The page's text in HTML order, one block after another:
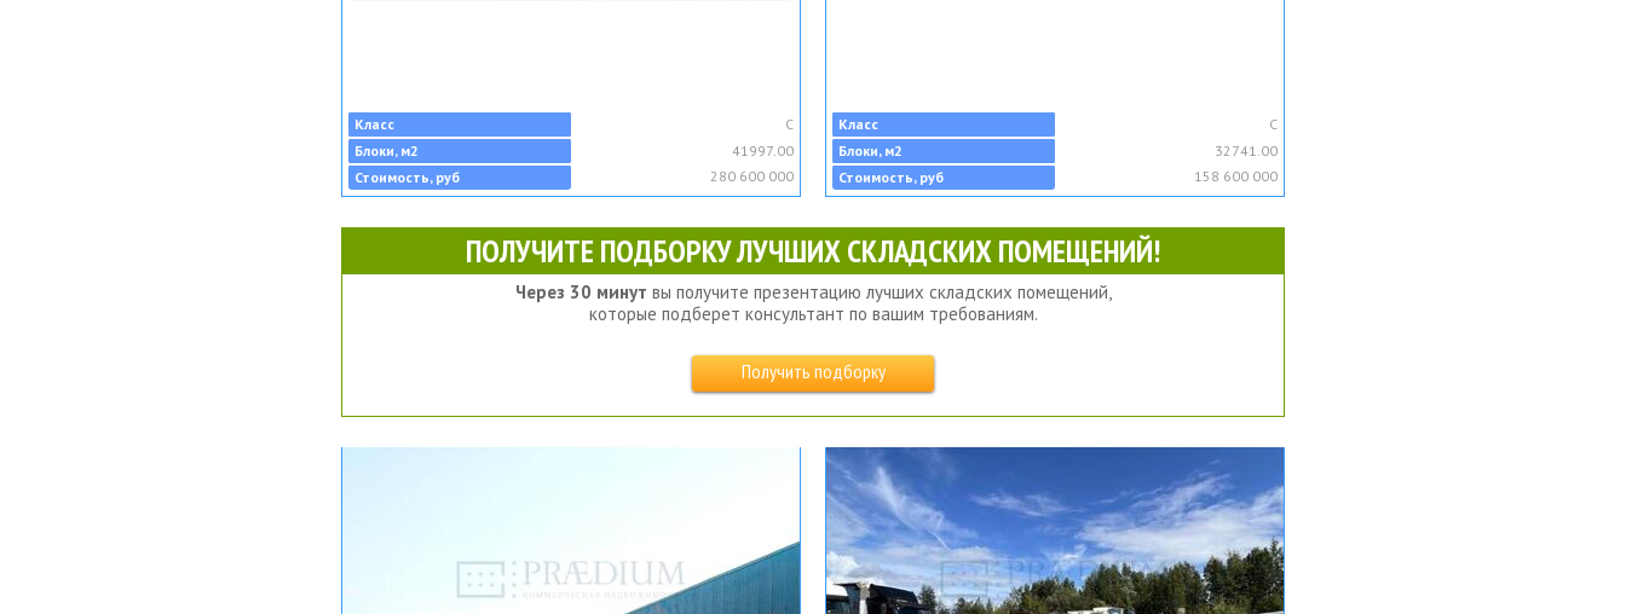
Класс
C
Блоки, м2
41997.00
Стоимость, руб
280 600 000
Класс
C
Блоки, м2
32741.00
Стоимость, руб
158 600 000
ПОЛУЧИТЕ ПОДБОРКУ ЛУЧШИХ СКЛАДСКИХ ПОМЕЩЕНИЙ!
Через 30 минут вы получите презентацию лучших складских помещений,
которые подберет консультант по вашим требованиям.
Получить подборку